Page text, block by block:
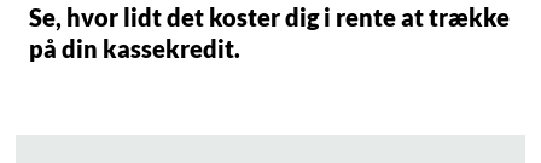
Se, hvor lidt det koster dig i rente at trække
på din kassekredit.